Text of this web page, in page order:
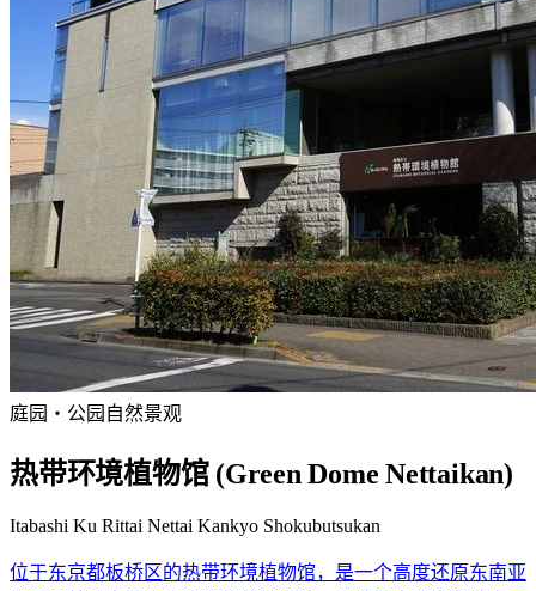
庭园・公园 自然景观
热带环境植物馆 (Green Dome Nettaikan)
Itabashi Ku Rittai Nettai Kankyo Shokubutsukan
位于东京都板桥区的热带环境植物馆，是一个高度还原东南亚